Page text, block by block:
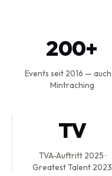
200+
Events seit 2016 —
Mintraching
TV
TVA-Auftritt 2025 ·
Greatest Talent 2023